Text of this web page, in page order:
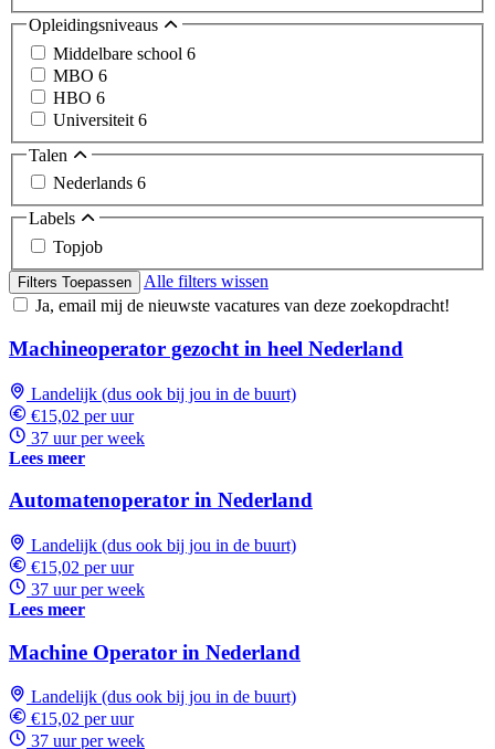
Opleidingsniveaus
Middelbare school 6
MBO 6
HBO 6
Universiteit 6
Talen
Nederlands 6
Labels
Topjob
Filters Toepassen
Alle filters wissen
Ja, email mij de nieuwste vacatures van deze zoekopdracht!
Machineoperator gezocht in heel Nederland
Landelijk (dus ook bij jou in de buurt)
€15,02 per uur
37 uur per week
Lees meer
Automatenoperator in Nederland
Landelijk (dus ook bij jou in de buurt)
€15,02 per uur
37 uur per week
Lees meer
Machine Operator in Nederland
Landelijk (dus ook bij jou in de buurt)
€15,02 per uur
37 uur per week